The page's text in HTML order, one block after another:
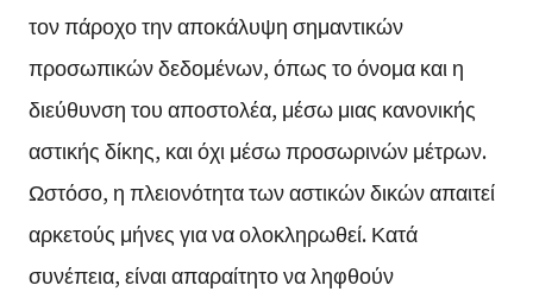
τον πάροχο την αποκάλυψη σημαντικών
προσωπικών δεδομένων, όπως το όνομα και η
διεύθυνση του αποστολέα, μέσω μιας κανονικής
αστικής δίκης, και όχι μέσω προσωρινών μέτρων.
Ωστόσο, η πλειονότητα των αστικών δικών απαιτεί
αρκετούς μήνες για να ολοκληρωθεί. Κατά
συνέπεια, είναι απαραίτητο να ληφθούν